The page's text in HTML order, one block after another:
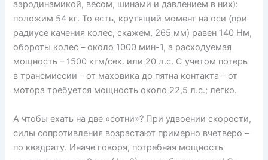
аэродинамикой, весом, шинами и давлением в них):
положим 54 кг. То есть, крутящий момент на оси (при
радиусе качения колес, скажем, 265 мм) равен 140 Нм,
обороты колес – около 1000 мин-1, а расходуемая
мощность – 1500 кгм/сек. или 20 л.с. С учетом потерь
в трансмиссии – от маховика до пятна контакта – от
мотора требуется мощность около 22,5 л.с.; легко.
А чтобы ехать на две «сотни»? При удвоении скорости,
силы сопротивления возрастают примерно вчетверо –
по квадрату. Иначе говоря, потребная мощность